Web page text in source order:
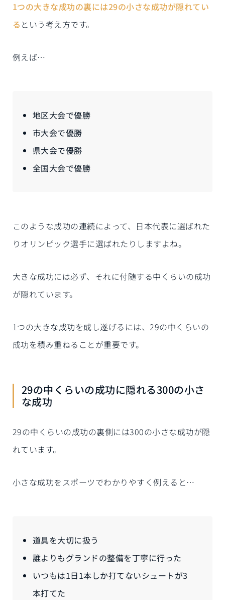
1つの大きな成功の裏には29の小さな成功が隠れてい
る という考え方です。
例えば…
地区大会で優勝
市大会で優勝
県大会で優勝
全国大会で優勝
このような成功の連続によって、日本代表に選ばれた
りオリンピック選手に選ばれたりしますよね。
大きな成功には必ず、それに付随する中くらいの成功
が隠れています。
1つの大きな成功を成し遂げるには、29の中くらいの
成功を積み重ねることが重要です。
29の中くらいの成功に隠れる300の小さ
な成功
29の中くらいの成功の裏側には300の小さな成功が隠
れています。
小さな成功をスポーツでわかりやすく例えると…
道具を大切に扱う
誰よりもグランドの整備を丁寧に行った
いつもは1日1本しか打てないシュートが3
本打てた